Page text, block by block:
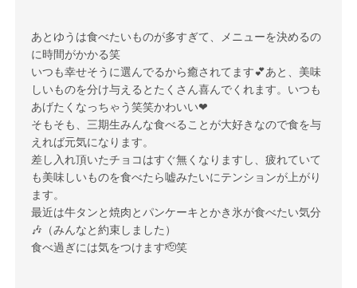
あとゆうは食べたいものが多すぎて、メニューを決めるの
に時間がかかる笑
いつも幸せそうに選んでるから癒されてます💕あと、 美味
しいものを分け与えるとたくさん喜んでくれます。いつも
あげたくなっちゃう笑笑かわいい❤︎
そもそも、三期生みんな食べることが大好きなので食を与
えれば元気になります。
差し入れ頂いたチョコはすぐ無くなりますし、疲れていて
も美味しいものを食べたら嘘みたいにテンションが上がり
ます。
最近は牛タンと焼肉とパンケーキとかき氷が食べたい気分
🎶（みんなと約束しました）
食べ過ぎには気をつけます🫡笑